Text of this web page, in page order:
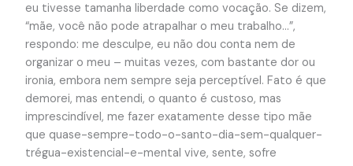
eu tivesse tamanha liberdade como vocação. Se dizem,
“mãe, você não pode atrapalhar o meu trabalho…”,
respondo: me desculpe, eu não dou conta nem de
organizar o meu – muitas vezes, com bastante dor ou
ironia, embora nem sempre seja perceptível. Fato é que
demorei, mas entendi, o quanto é custoso, mas
imprescindível, me fazer exatamente desse tipo mãe
que quase-sempre-todo-o-santo-dia-sem-qualquer-
trégua-existencial-e-mental vive, sente, sofre